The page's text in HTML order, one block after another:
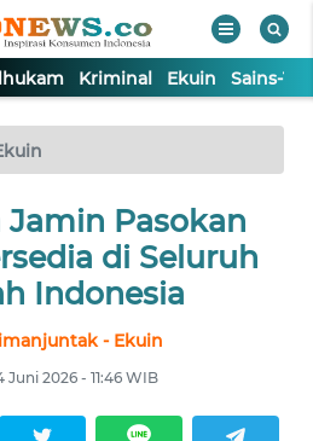
Kriminal Ekuin Sains-
Pasokan
di Seluruh
Indonesia
- Ekuin
Juni 2026 - 11:46 WIB